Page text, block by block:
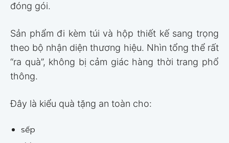
đóng gói.
Sản phẩm đi kèm túi và hộp thiết kế sang trọng
theo bộ nhận diện thương hiệu. Nhìn tổng thể rất
“ra quà”, không bị cảm giác hàng thời trang phổ
thông.
Đây là kiểu quà tặng an toàn cho:
sếp